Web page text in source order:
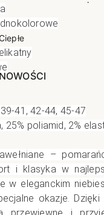
Sportowe
NOWOŚCI
39-41, 42-44, 45-47
25% poliamid, 2%
–
i klasyka w
w eleganckim
okazje. Dzięki